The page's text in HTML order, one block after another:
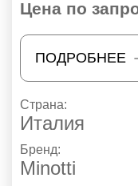
Цена по
ПОДРОБНЕЕ
Страна:
Италия
Бренд:
Minotti